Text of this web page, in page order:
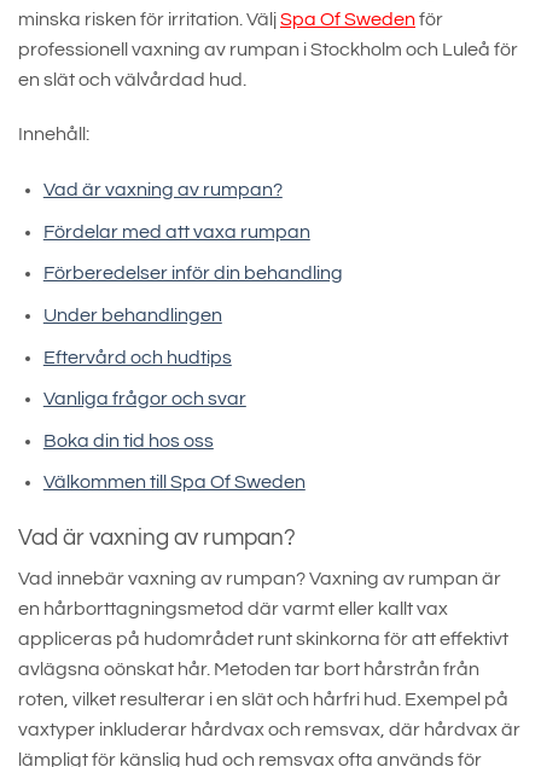
minska risken för irritation. VäljSpa Of Swedenför
professionell vaxning av rumpan i Stockholm och Luleå för
en slät och välvårdad hud.
Innehåll:
Vad är vaxning av rumpan?
Fördelar med att vaxa rumpan
Förberedelser inför din behandling
Under behandlingen
Eftervård och hudtips
Vanliga frågor och svar
Boka din tid hos oss
Välkommen till Spa Of Sweden
Vad är vaxning av rumpan?
Vad innebär vaxning av rumpan? Vaxning av rumpan är
en hårborttagningsmetod där varmt eller kallt vax
appliceras på hudområdet runt skinkorna för att effektivt
avlägsna oönskat hår. Metoden tar bort hårstrån från
roten, vilket resulterar i en slät och hårfri hud. Exempel på
vaxtyper inkluderar hårdvax och remsvax, där hårdvax är
lämpligt för känslig hud och remsvax ofta används för